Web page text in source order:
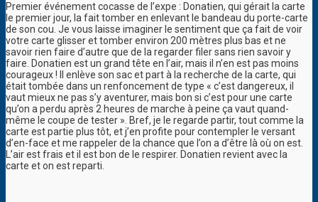
Premier événement cocasse de l’expe : Donatien, qui gérait la carte
le premier jour, la fait tomber en enlevant le bandeau du porte-carte
de son cou. Je vous laisse imaginer le sentiment que ça fait de voir
votre carte glisser et tomber environ 200 mètres plus bas et ne
savoir rien faire d’autre que de la regarder filer sans rien savoir y
faire. Donatien est un grand tête en l’air, mais il n’en est pas moins
courageux ! Il enlève son sac et part à la recherche de la carte, qui
était tombée dans un renfoncement de type « c’est dangereux, il
vaut mieux ne pas s’y aventurer, mais bon si c’est pour une carte
qu’on a perdu après 2 heures de marche à peine ça vaut quand-
même le coupe de tester ». Bref, je le regarde partir, tout comme la
carte est partie plus tôt, et j’en profite pour contempler le versant
d’en-face et me rappeler de la chance que l’on a d’être là où on est.
L’air est frais et il est bon de le respirer. Donatien revient avec la
carte et on est reparti.